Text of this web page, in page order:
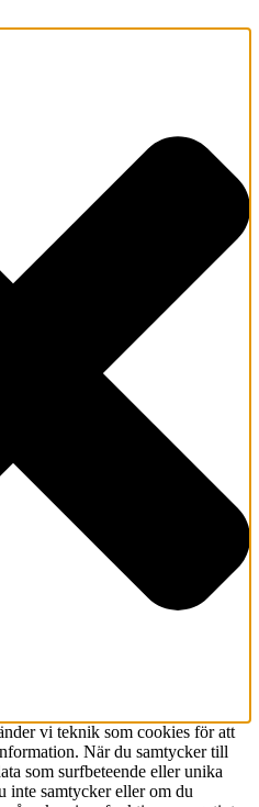
vi teknik som cookies för att
När du samtycker till
som surfbeteende eller unika
inte samtycker eller om du